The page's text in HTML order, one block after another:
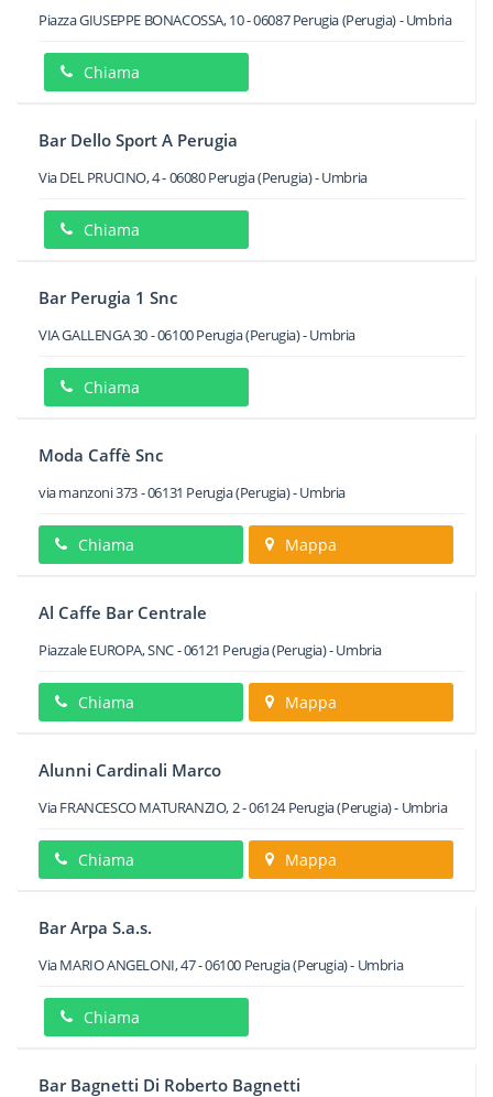
Piazza GIUSEPPE BONACOSSA, 10-06087 Perugia(Perugia) -Umbria
Chiama
Bar Dello Sport A Perugia
Via DEL PRUCINO, 4-06080Perugia(Perugia) -Umbria
Chiama
Bar Perugia 1 Snc
VIA GALLENGA 30-06100Perugia(Perugia) -Umbria
Chiama
Moda Caffè Snc
via manzoni 373-06131 Perugia(Perugia) -Umbria
Chiama Mappa
Al Caffe Bar Centrale
Piazzale EUROPA, SNC-06121 Perugia(Perugia) -Umbria
Chiama Mappa
Alunni Cardinali Marco
Via FRANCESCO MATURANZIO, 2-06124 Perugia(Perugia) - Umbria
Chiama Mappa
Bar Arpa S.a.s.
Via MARIO ANGELONI, 47-06100 Perugia(Perugia) - Umbria
Chiama
Bar Bagnetti Di Roberto Bagnetti